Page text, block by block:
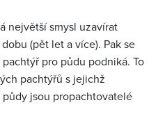
největší smysl uzavírat
(pět let a více). Pak se
pro půdu podniká. To
pachtýřů s jejichž
jsou propachtovatelé